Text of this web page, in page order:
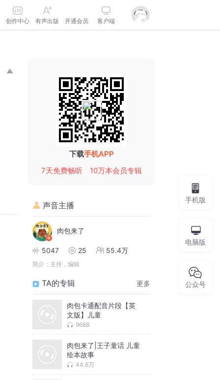
创作中心 有声出版 开通会员 客户端
下载手机APP
7天免费畅听
10万本会员专辑
声音主播
肉包来了
5047 25 55.4万
简介： 主持，编辑
TA的专辑 更多
肉包卡通配音片段【英
文版】儿童
9688
肉包来了|王子童话 儿童
绘本故事
44.6万
手机版
电脑版
公众号